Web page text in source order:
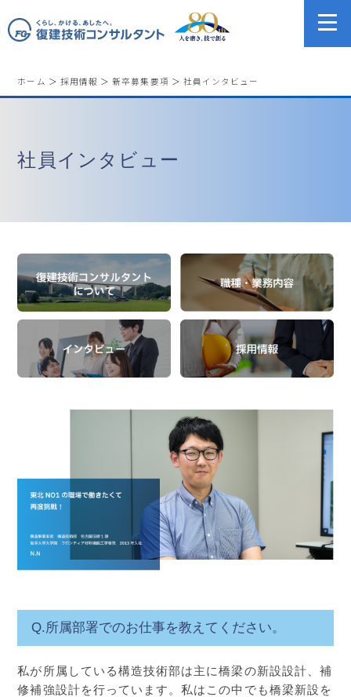
ホーム ＞ 採用情報 ＞新卒募集要項 ＞ 社員インタビュー
社員インタビュー
Q.所属部署でのお仕事を教えてください。
私が所属している構造技術部は主に橋梁の新設設計、補
修補強設計を行っています。私はこの中でも橋梁新設を